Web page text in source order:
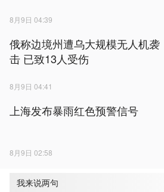
我来说两句
8月9日 04:39
俄称边境州遭乌大规模无人机袭
击 已致13人受伤
8月9日 04:41
上海发布暴雨红色预警信号
8月9日 02:58